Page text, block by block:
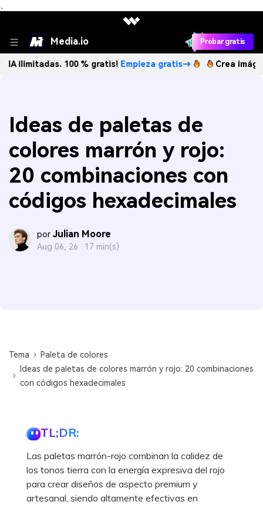
、
Media.io Probar gratis
100 % gratis!Empieza gratis→ Crea imágenes IA
Ideas de paletas de
colores marrón y rojo:
20 combinaciones con
códigos hexadecimales
por Julian Moore
Aug 06, 26 · 17 min(s)
Tema
Paleta de colores
Ideas de paletas de colores marrón y rojo: 20 combinaciones
con códigos hexadecimales
TL;DR:
Las paletas marrón-rojo combinan la calidez de
los tonos tierra con la energía expresiva del rojo
para crear diseños de aspecto premium y
artesanal, siendo altamente efectivas en